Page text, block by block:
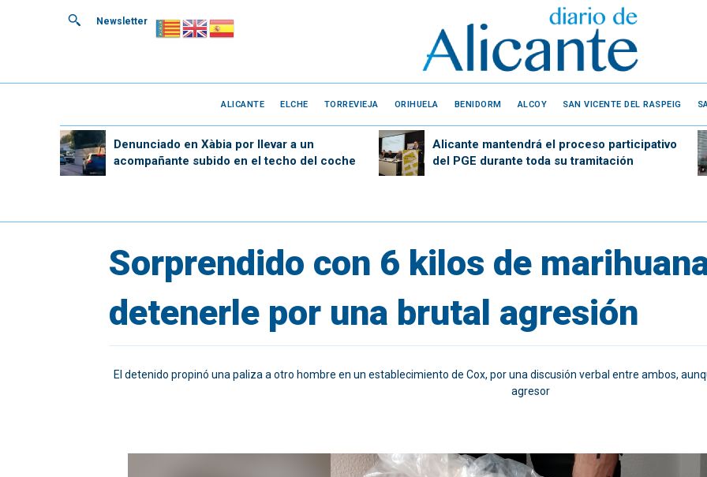
Newsletter
ALICANTE ELCHE TORREVIEJA ORIHUELA BENIDORM ALCOY SAN VICENTE DEL RASPEIG
Denunciado en Xàbia por llevar a un
acompañante subido en el techo del coche
Alicante mantendrá el proceso participativo
del PGE durante toda su tramitación
Sorprendido con 6 kilos de
detenerle por una brutal agresión
El detenido propinó una paliza a otro hombre en un establecimiento de Cox, por una discusión verbal entre ambos,
agresor